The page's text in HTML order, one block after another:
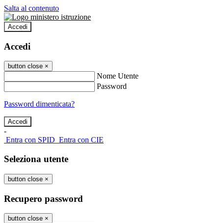
Salta al contenuto
Accedi
Accedi
button close ×
Nome Utente
Password
Password dimenticata?
-
Entra con SPID Entra con CIE
Seleziona utente
button close ×
Recupero password
button close ×